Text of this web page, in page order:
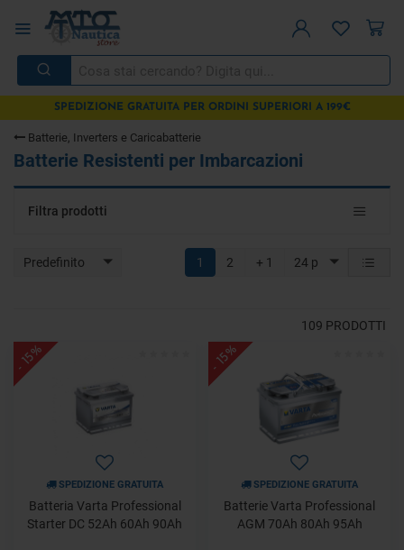
SPEDIZIONE GRATUITA PER ORDINI SUPERIORI A 199€
Batterie, Inverters e Caricabatterie
Batterie Resistenti per Imbarcazioni
Toggle
Filtra prodotti
Predefinito 24 p
1 2 + 1
109 PRODOTTI
- 15%
SPEDIZIONE GRATUITA
Batteria Varta Professional
Starter DC 52Ah 60Ah 90Ah
- 15%
SPEDIZIONE GRATUITA
Batterie Varta Professional
AGM 70Ah 80Ah 95Ah